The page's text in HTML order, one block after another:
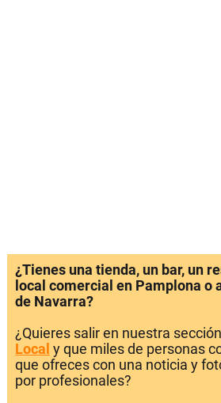
¿Tienes una tienda, un bar, un
local comercial en Pamplona o
de Navarra?
¿Quieres salir en nuestra
Local y que miles de personas
que ofreces con una noticia y
por profesionales?